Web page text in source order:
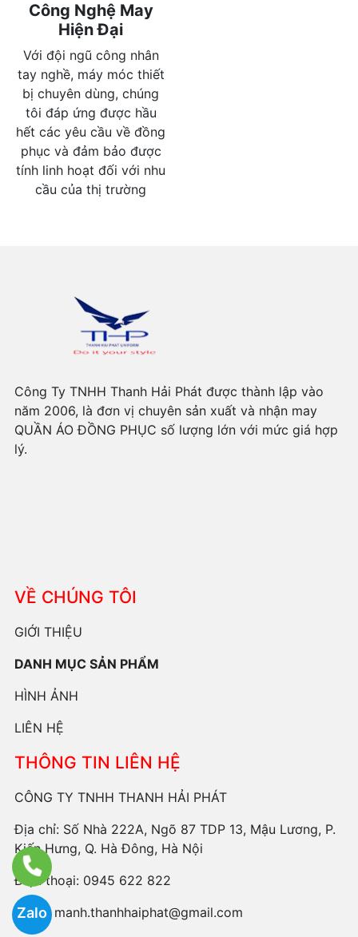
Zalo
Công Nghệ May
Hiện Đại
Với đội ngũ công nhân
tay nghề, máy móc thiết
bị chuyên dùng, chúng
tôi đáp ứng được hầu
hết các yêu cầu về đồng
phục và đảm bảo được
tính linh hoạt đối với nhu
cầu của thị trường
Công Ty TNHH Thanh Hải Phát được thành lập vào
năm 2006, là đơn vị chuyên sản xuất và nhận may
QUẦN ÁO ĐỒNG PHỤC số lượng lớn với mức giá hợp
lý.
VỀ CHÚNG TÔI
GIỚI THIỆU
DANH MỤC SẢN PHẨM
HÌNH ẢNH
LIÊN HỆ
THÔNG TIN LIÊN HỆ
CÔNG TY TNHH THANH HẢI PHÁT
Địa chỉ: Số Nhà 222A, Ngõ 87 TDP 13, Mậu Lương, P.
Kiến Hưng, Q. Hà Đông, Hà Nội
Điện thoại: 0945 622 822
Email: manh.thanhhaiphat@gmail.com